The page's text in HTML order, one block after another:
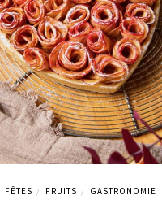
FÊTES / FRUITS / GASTRONOMIE